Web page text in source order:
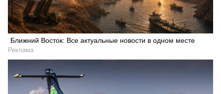
Ближний Восток: Все актуальные новости в одном месте
Реклама